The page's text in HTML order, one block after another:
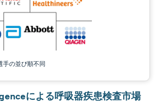
手の並び順不同
による呼吸器疾患検査市場